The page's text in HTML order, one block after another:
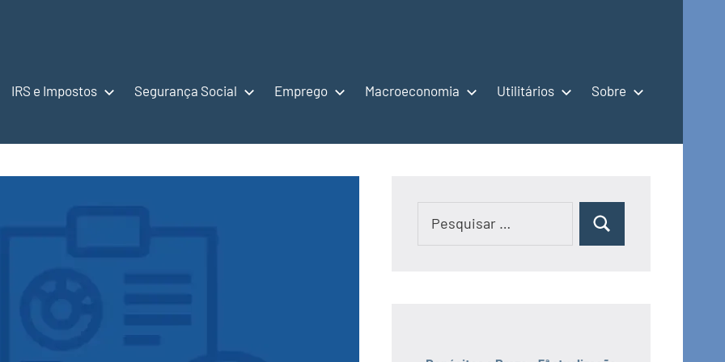
IRS e Impostos Segurança Social Emprego Macroeconomia Utilitários Sobre
Pesquisar